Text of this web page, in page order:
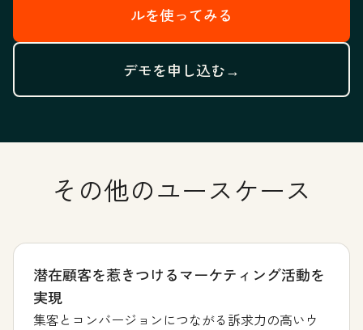
ルを使ってみる
デモを申し込む→
その他のユースケース
潜在顧客を惹きつけるマーケティング活動を
実現
集客とコンバージョンにつながる訴求力の高いウ